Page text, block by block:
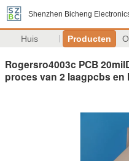
Shenzhen Bicheng
Huis Producten
Rogersro4003c PCB
proces van 2 laagpcbs en